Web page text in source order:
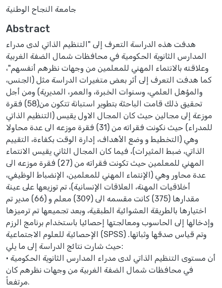
جامعة النجاح الوطنية
Abstract
هدفت هذه الدراسة التعرف إلى "التنظيم الذاتي لدى مدراء
المدارس الثانوية الحكومية في محافظات شمال الضفة الغربية
وعلاقته بالانتماء المهني للمعلمين من وجهات نظرهم أنفسهم"،
كما هدفت التعرف إلى أثر بعض متغيرات الدراسة مثل (الجنس،
والمؤهل العلمي، وسنوات الخبرة، والعمر، المديرية) ومن أجل
تحقيق ذلك قامت الباحثة بتطوير استبانة تتكون من(58) فقرة
موزعة إلى مجالين حيث كان المجال الاول يقيس (التنظيم الذاتي
للمدراء) حيث نكونت فقراته من (31) فقرة موزعه الى عدة محاولا
وهي (التخطيط و وضع الأهداف، إدارة الوقت بكفاءة، التقييم
الذاتي، ضبط المثيرات)، فيما كان المجال الثاني يقيس الانتماء
المهني للمعلمين حيث تكونت فقراته من (27) فقرة موزعه الى
عدة محاور وهي (الإنتماء المهني للمعلمين، الإنضباط الوظيفي،
أخلاقيات المهنة، العلاقات الإنسانية)، تم توزيعها على عينة
مقدارها (375) كانت مقسمه الى (309) معلم و (66) مدير تم
اختيارها بالطريقة العشوائية الطبقية، وبعد تجميعها تم ترميزها
وإدخالها إلى الحاسوب ومعالجتها إحصائيا باستخدام برنامج الرزم
الإحصائية للعلوم الاجتماعية (SPSS) وتم قياس صدقها وثباتها.
حيث شارت نتائج الدراسة إلى ما يلي:
• أن مستوى التنظيم الذاتي لدى مدراء المدارس الثانوية الحكومية
في محافظات شمال الضفة الغربية من وجهات نظرهم كان
مرتفعاً.